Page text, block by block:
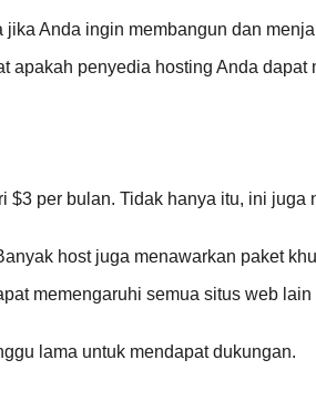
Anda ingin membangun dan
apakah penyedia hosting Anda dapat
per bulan. Tidak hanya itu, ini juga
host juga menawarkan paket
memengaruhi semua situs web
lama untuk mendapat dukungan.